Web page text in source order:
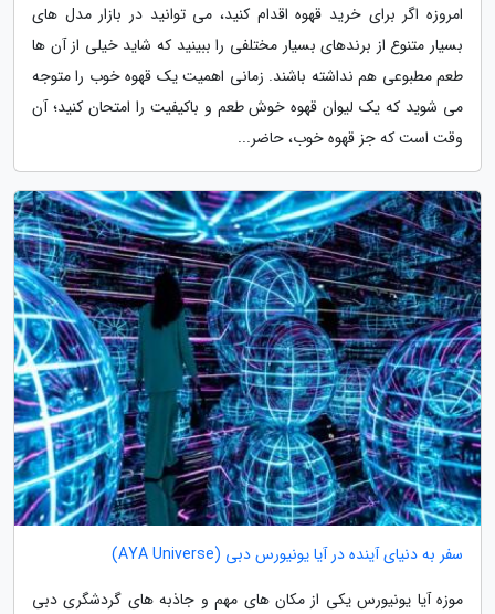
امروزه اگر برای خرید قهوه اقدام کنید، می توانید در بازار مدل های
بسیار متنوع از برندهای بسیار مختلفی را ببینید که شاید خیلی از آن ها
طعم مطبوعی هم نداشته باشند. زمانی اهمیت یک قهوه خوب را متوجه
می شوید که یک لیوان قهوه خوش طعم و باکیفیت را امتحان کنید؛ آن
وقت است که جز قهوه خوب، حاضر...
سفر به دنیای آینده در آیا یونیورس دبی (AYA Universe)
موزه آیا یونیورس یکی از مکان های مهم و جاذبه های گردشگری دبی